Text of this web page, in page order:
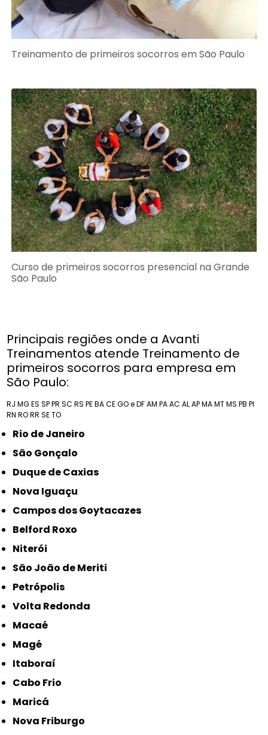
Treinamento de primeiros socorros em São Paulo
Curso de primeiros socorros presencial na Grande
São Paulo
Principais regiões onde a Avanti
Treinamentos atende Treinamento de
primeiros socorros para empresa em
São Paulo:
RJ MGES SPPR SC RS PEBACEGO e DFAM PAAC ALAPMAMTMS PB PI
RN RORR SETO
Rio de Janeiro
São Gonçalo
Duque de Caxias
Nova Iguaçu
Campos dos Goytacazes
Belford Roxo
Niterói
São João de Meriti
Petrópolis
Volta Redonda
Macaé
Magé
Itaboraí
Cabo Frio
Maricá
Nova Friburgo